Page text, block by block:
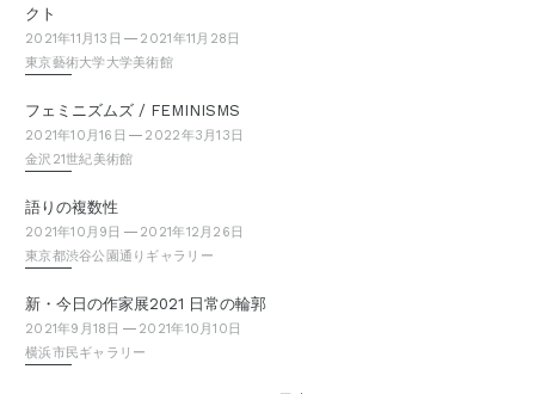
クト
2021年11月13日
2021年11月28日
東京藝術大学大学美術館
フェミニズムズ / FEMINISMS
2021年10月16日
2022年3月13日
金沢21世紀美術館
語りの複数性
2021年10月9日
2021年12月26日
東京都渋谷公園通りギャラリー
新・今日の作家展2021 日常の輪郭
2021年9月18日
2021年10月10日
横浜市民ギャラリー